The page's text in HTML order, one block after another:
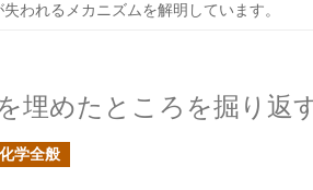
われるメカニズムを解明しています。
化学全般